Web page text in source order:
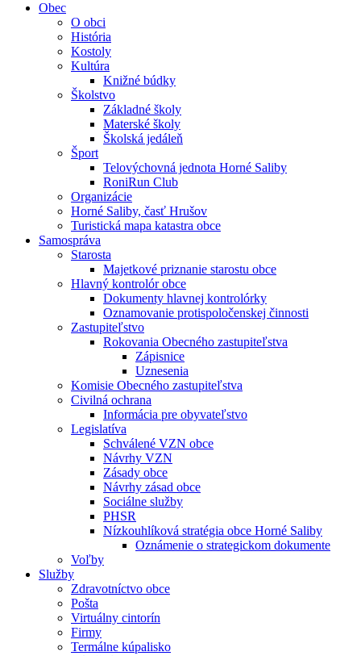
Obec
O obci
História
Kostoly
Kultúra
Knižné búdky
Školstvo
Základné školy
Materské školy
Školská jedáleň
Šport
Telovýchovná jednota Horné Saliby
RoniRun Club
Organizácie
Horné Saliby, časť Hrušov
Turistická mapa katastra obce
Samospráva
Starosta
Majetkové priznanie starostu obce
Hlavný kontrolór obce
Dokumenty hlavnej kontrolórky
Oznamovanie protispoločenskej činnosti
Zastupiteľstvo
Rokovania Obecného zastupiteľstva
Zápisnice
Uznesenia
Komisie Obecného zastupiteľstva
Civilná ochrana
Informácia pre obyvateľstvo
Legislatíva
Schválené VZN obce
Návrhy VZN
Zásady obce
Návrhy zásad obce
Sociálne služby
PHSR
Nízkouhlíková stratégia obce Horné Saliby
Oznámenie o strategickom dokumente
Voľby
Služby
Zdravotníctvo obce
Pošta
Virtuálny cintorín
Firmy
Termálne kúpalisko